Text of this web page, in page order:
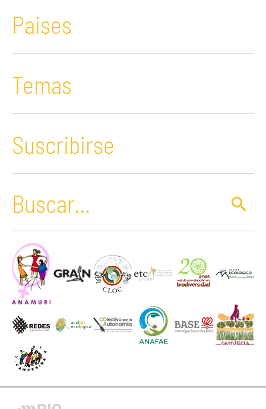
Paises
Temas
Suscribirse